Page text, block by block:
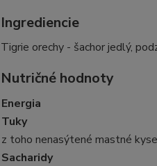
Ingrediencie
Tigrie orechy - šachor jedlý,
Nutričné ​​hodnoty
Energia
Tuky
z toho nenasýtené mastné
Sacharidy